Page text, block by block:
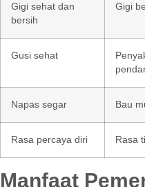
Gigi sehat dan
bersih
Gigi
Gusi sehat
Napas segar Bau
Rasa percaya diri Rasa
Manfaat